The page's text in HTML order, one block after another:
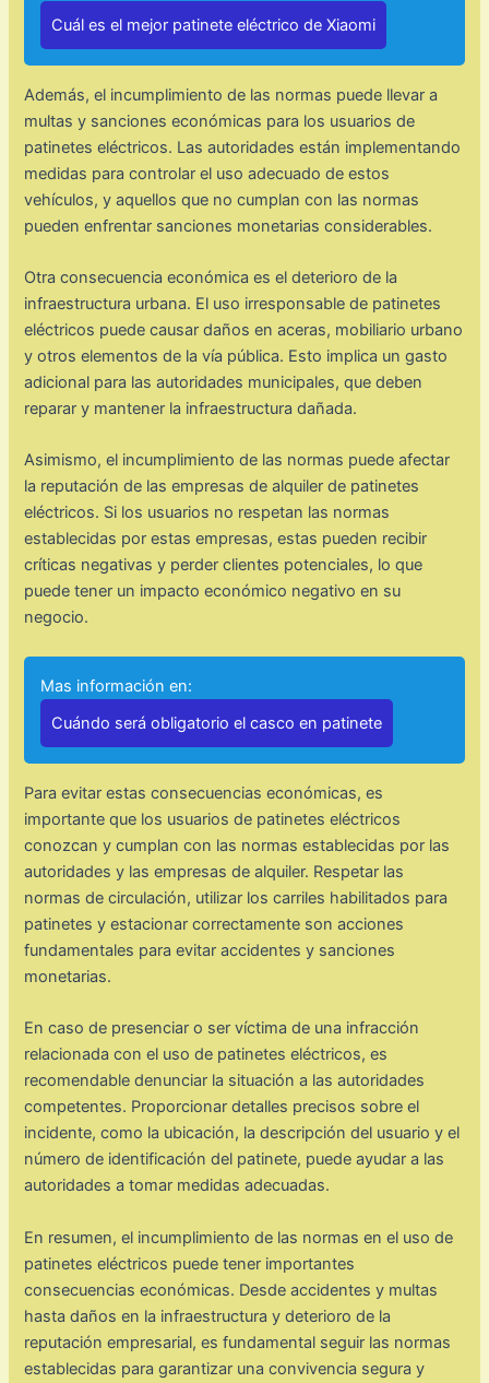
Cuál es el mejor patinete eléctrico de Xiaomi
Además, el incumplimiento de las normas puede llevar a
multas y sanciones económicas para los usuarios de
patinetes eléctricos. Las autoridades están implementando
medidas para controlar el uso adecuado de estos
vehículos, y aquellos que no cumplan con las normas
pueden enfrentar sanciones monetarias considerables.
Otra consecuencia económica es el deterioro de la
infraestructura urbana. El uso irresponsable de patinetes
eléctricos puede causar daños en aceras, mobiliario urbano
y otros elementos de la vía pública. Esto implica un gasto
adicional para las autoridades municipales, que deben
reparar y mantener la infraestructura dañada.
Asimismo, el incumplimiento de las normas puede afectar
la reputación de las empresas de alquiler de patinetes
eléctricos. Si los usuarios no respetan las normas
establecidas por estas empresas, estas pueden recibir
críticas negativas y perder clientes potenciales, lo que
puede tener un impacto económico negativo en su
negocio.
Mas información en:
Cuándo será obligatorio el casco en patinete
Para evitar estas consecuencias económicas, es
importante que los usuarios de patinetes eléctricos
conozcan y cumplan con las normas establecidas por las
autoridades y las empresas de alquiler. Respetar las
normas de circulación, utilizar los carriles habilitados para
patinetes y estacionar correctamente son acciones
fundamentales para evitar accidentes y sanciones
monetarias.
En caso de presenciar o ser víctima de una infracción
relacionada con el uso de patinetes eléctricos, es
recomendable denunciar la situación a las autoridades
competentes. Proporcionar detalles precisos sobre el
incidente, como la ubicación, la descripción del usuario y el
número de identificación del patinete, puede ayudar a las
autoridades a tomar medidas adecuadas.
En resumen, el incumplimiento de las normas en el uso de
patinetes eléctricos puede tener importantes
consecuencias económicas. Desde accidentes y multas
hasta daños en la infraestructura y deterioro de la
reputación empresarial, es fundamental seguir las normas
establecidas para garantizar una convivencia segura y